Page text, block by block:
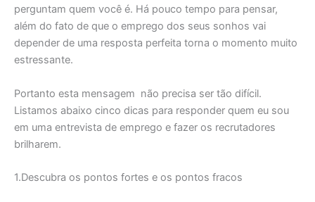
perguntam quem você é. Há pouco tempo para pensar,
além do fato de que o emprego dos seus sonhos vai
depender de uma resposta perfeita torna o momento muito
estressante.
Portanto esta mensagem não precisa ser tão difícil.
Listamos abaixo cinco dicas para responder quem eu sou
em uma entrevista de emprego e fazer os recrutadores
brilharem.
1.Descubra os pontos fortes e os pontos fracos